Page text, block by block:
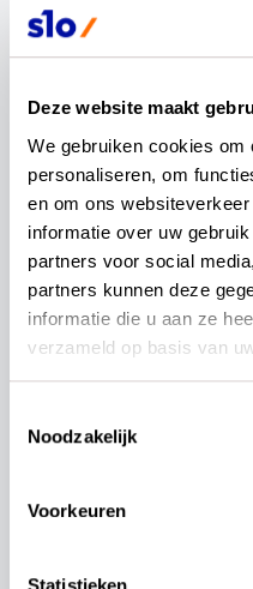
Deze website maakt
We gebruiken cookies
personaliseren, om
en om ons
informatie over uw
partners voor social
partners kunnen deze
informatie die u aan ze
verzameld op basis van
Noodzakelijk
Voorkeuren
Wil je weten wie in de
burgerschap zitten?
Wil je weten wie in de